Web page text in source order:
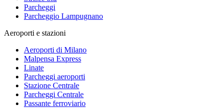
Parcheggi
Parcheggio Lampugnano
Aeroporti e stazioni
Aeroporti di Milano
Malpensa Express
Linate
Parcheggi aeroporti
Stazione Centrale
Parcheggi Centrale
Passante ferroviario